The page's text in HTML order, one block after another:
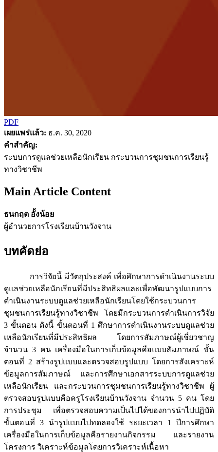
PDF
เผยแพร่แล้ว: ธ.ค. 30, 2020
คำสำคัญ:
ระบบการดูแลช่วยเหลือนักเรียน กระบวนการชุมชนการเรียนรู้
ทางวิชาชีพ
Main Article Content
ธนกฤต อั้งน้อย
ผู้อำนวยการโรงเรียนบ้านวังจาน
บทคัดย่อ
การวิจัยนี้ มีวัตถุประสงค์ เพื่อศึกษาการดำเนินงานระบบ
ดูแลช่วยเหลือนักเรียนที่มีประสิทธิผลและเพื่อพัฒนารูปแบบการ
ดำเนินงานระบบดูแลช่วยเหลือนักเรียนโดยใช้กระบวนการ
ชุมชนการเรียนรู้ทางวิชาชีพ โดยมีกระบวนการดำเนินการวิจัย
3 ขั้นตอน ดังนี้ ขั้นตอนที่ 1 ศึกษาการดำเนินงานระบบดูแลช่วย
เหลือนักเรียนที่มีประสิทธิผล โดยการสัมภาษณ์ผู้เชี่ยวชาญ
จำนวน 3 คน เครื่องมือในการเก็บข้อมูลคือแบบสัมภาษณ์ ขั้น
ตอนที่ 2 สร้างรูปแบบและตรวจสอบรูปแบบ โดยการสังเคราะห์
ข้อมูลการสัมภาษณ์ และการศึกษาเอกสารระบบการดูแลช่วย
เหลือนักเรียน และกระบวนการชุมชนการเรียนรู้ทางวิชาชีพ ผู้
ตรวจสอบรูปแบบคือครูโรงเรียนบ้านวังจาน จำนวน 5 คน โดย
การประชุม เพื่อตรวจสอบความเป็นไปได้ของการนำไปปฏิบัติ
ขั้นตอนที่ 3 นำรูปแบบไปทดลองใช้ ระยะเวลา 1 ปีการศึกษา
เครื่องมือในการเก็บข้อมูลคือรายงานกิจกรรม และรายงาน
โครงการ วิเคราะห์ข้อมูลโดยการวิเคราะห์เนื้อหา